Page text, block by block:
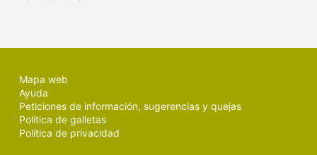
Mapa web
Ayuda
Peticiones de información, sugerencias y quejas
Política de galletas
Política de privacidad